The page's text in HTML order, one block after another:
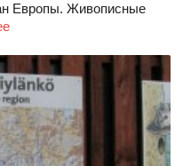
Европы. Живописные